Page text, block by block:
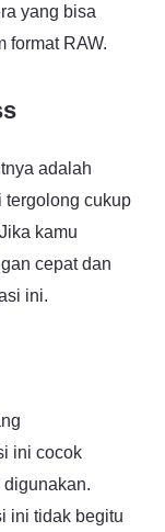
yang bisa
format RAW.
adalah
tergolong cukup
kamu
cepat dan
ini.
ini cocok
ini tidak begitu